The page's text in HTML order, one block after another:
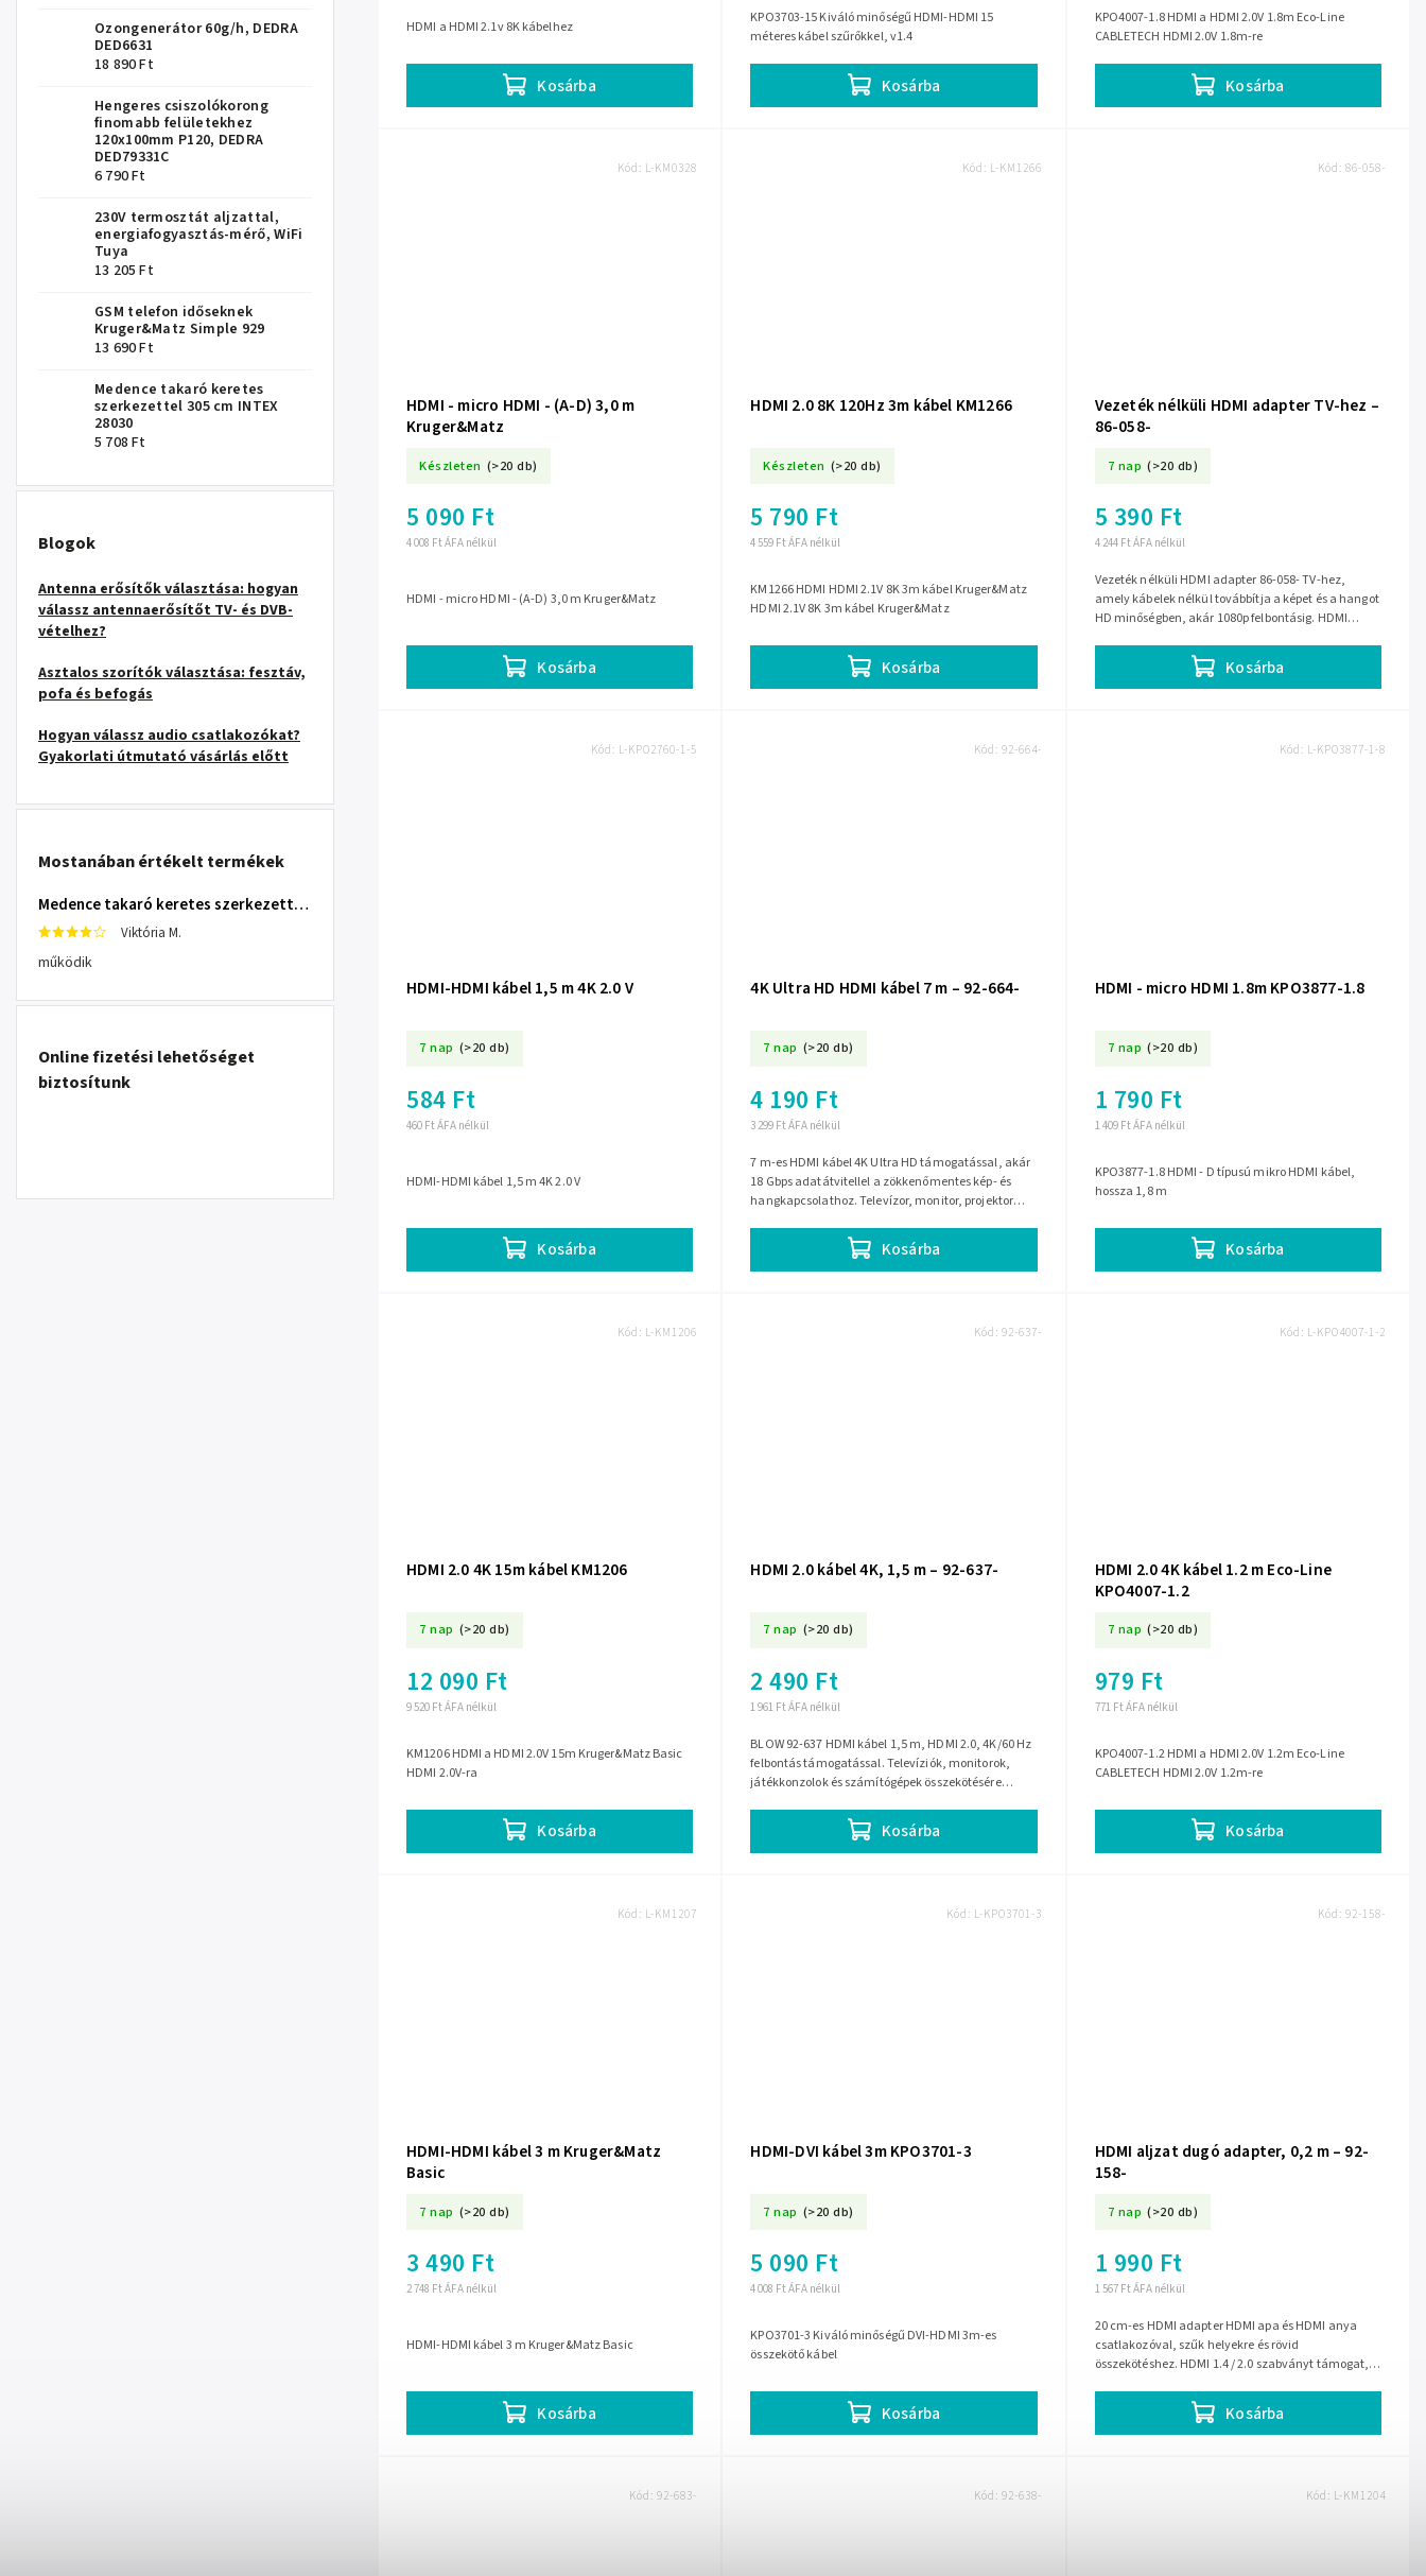
Ozongenerátor 60g/h, DEDRA
DED6631
18 890 Ft
Hengeres csiszolókorong
finomabb felületekhez
120x100mm P120, DEDRA
DED79331C
6 790 Ft
230V termosztát aljzattal,
energiafogyasztás-mérő, WiFi
Tuya
13 205 Ft
GSM telefon időseknek
Kruger&Matz Simple 929
13 690 Ft
Medence takaró keretes
szerkezettel 305 cm INTEX
28030
5 708 Ft
Blogok
Antenna erősítők választása: hogyan
válassz antennaerősítőt TV- és DVB-
vételhez?
Asztalos szorítók választása: fesztáv,
pofa és befogás
Hogyan válassz audio csatlakozókat?
Gyakorlati útmutató vásárlás előtt
Mostanában értékelt termékek
Medence takaró keretes szerkezettel 305 cm INTEX 28030
Viktória M.
működik
Online fizetési lehetőséget
biztosítunk
Kosárba
HDMI a HDMI 2.1v 8K kábelhez
Kosárba
KPO3703-15 Kiváló minőségű HDMI-HDMI 15
méteres kábel szűrőkkel, v1.4
Kosárba
KPO4007-1.8 HDMI a HDMI 2.0V 1.8m Eco-Line
CABLETECH HDMI 2.0V 1.8m-re
HDMI - micro HDMI - (A-D) 3,0 m
Kruger&Matz
Készleten (>20 db)
4 008 Ft ÁFA nélkül
5 090 Ft
Kosárba
HDMI - micro HDMI - (A-D) 3,0 m Kruger&Matz
Kód: L-KM0328
HDMI 2.0 8K 120Hz 3m kábel KM1266
Készleten (>20 db)
4 559 Ft ÁFA nélkül
5 790 Ft
Kosárba
KM1266 HDMI HDMI 2.1V 8K 3m kábel Kruger&Matz
HDMI 2.1V 8K 3m kábel Kruger&Matz
Kód: L-KM1266
Vezeték nélküli HDMI adapter TV-hez –
86-058-
7 nap (>20 db)
4 244 Ft ÁFA nélkül
5 390 Ft
Kosárba
Vezeték nélküli HDMI adapter 86-058- TV-hez,
amely kábelek nélkül továbbítja a képet és a hangot
HD minőségben, akár 1080p felbontásig. HDMI
Kód: 86-058-
HDMI-HDMI kábel 1,5 m 4K 2.0 V
7 nap (>20 db)
460 Ft ÁFA nélkül
584 Ft
Kosárba
HDMI-HDMI kábel 1,5 m 4K 2.0 V
Kód: L-KPO2760-1-5
4K Ultra HD HDMI kábel 7 m – 92-664-
7 nap (>20 db)
3 299 Ft ÁFA nélkül
4 190 Ft
Kosárba
7 m-es HDMI kábel 4K Ultra HD támogatással, akár
18 Gbps adatátvitellel a zökkenőmentes kép- és
hangkapcsolathoz. Televízor, monitor, projektor
Kód: 92-664-
HDMI - micro HDMI 1.8m KPO3877-1.8
7 nap (>20 db)
1 409 Ft ÁFA nélkül
1 790 Ft
Kosárba
KPO3877-1.8 HDMI - D típusú mikro HDMI kábel,
hossza 1,8 m
Kód: L-KPO3877-1-8
HDMI 2.0 4K 15m kábel KM1206
7 nap (>20 db)
9 520 Ft ÁFA nélkül
12 090 Ft
Kosárba
KM1206 HDMI a HDMI 2.0V 15m Kruger&Matz Basic
HDMI 2.0V-ra
Kód: L-KM1206
HDMI 2.0 kábel 4K, 1,5 m – 92-637-
7 nap (>20 db)
1 961 Ft ÁFA nélkül
2 490 Ft
Kosárba
BLOW 92-637 HDMI kábel 1,5 m, HDMI 2.0, 4K/60 Hz
felbontás támogatással. Televíziók, monitorok,
játékkonzolok és számítógépek összekötésére
Kód: 92-637-
HDMI 2.0 4K kábel 1.2 m Eco-Line
KPO4007-1.2
7 nap (>20 db)
771 Ft ÁFA nélkül
979 Ft
Kosárba
KPO4007-1.2 HDMI a HDMI 2.0V 1.2m Eco-Line
CABLETECH HDMI 2.0V 1.2m-re
Kód: L-KPO4007-1-2
HDMI-HDMI kábel 3 m Kruger&Matz
Basic
7 nap (>20 db)
2 748 Ft ÁFA nélkül
3 490 Ft
Kosárba
HDMI-HDMI kábel 3 m Kruger&Matz Basic
Kód: L-KM1207
HDMI-DVI kábel 3m KPO3701-3
7 nap (>20 db)
4 008 Ft ÁFA nélkül
5 090 Ft
Kosárba
KPO3701-3 Kiváló minőségű DVI-HDMI 3m-es
összekötő kábel
Kód: L-KPO3701-3
HDMI aljzat dugó adapter, 0,2 m – 92-
158-
7 nap (>20 db)
1 567 Ft ÁFA nélkül
1 990 Ft
Kosárba
20 cm-es HDMI adapter HDMI apa és HDMI anya
csatlakozóval, szűk helyekre és rövid
összekötéshez. HDMI 1.4 / 2.0 szabványt támogat,
Kód: 92-158-
Kód:92-683- Kód: 92-638- Kód: L-KM1204